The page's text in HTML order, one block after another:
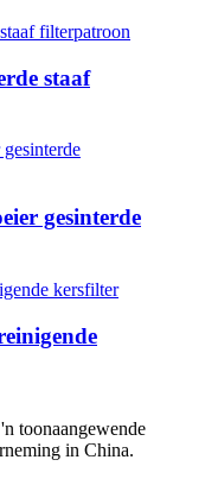
staaf
gesinterde
toonaangewende
in China.